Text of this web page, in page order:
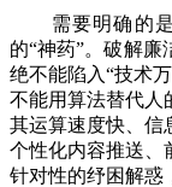
需要明确的是
的“神药”。破解廉
绝不能陷入“技术
不能用算法替代人
其运算速度快、信
个性化内容推送、
针对性的纾困解惑